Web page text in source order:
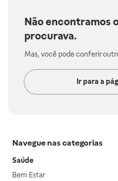
Não encontramos
procurava.
Mas, você pode conferir
Ir para a
Navegue nas categorias
Saúde
Bem Estar